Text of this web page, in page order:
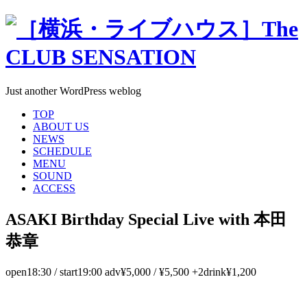
Just another WordPress weblog
TOP
ABOUT US
NEWS
SCHEDULE
MENU
SOUND
ACCESS
ASAKI Birthday Special Live with 本田
恭章
open18:30 / start19:00 adv¥5,000 / ¥5,500 +2drink¥1,200